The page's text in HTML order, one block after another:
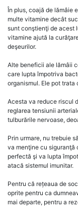
În plus, coajă de lămâie
multe vitamine decât
sunt conştienţi de acest
vitamine ajută la
deşeurilor.
Alte beneficii ale lămâii
care lupta împotriva
organismul. Ele pot trata
Acesta va reduce riscul
reglarea tensiunii
tulburările nervoase,
Prin urmare, nu trebuie
va menţine cu siguranţă
perfectă şi va lupta
atacă sistemul imunitar.
Pentru că rețeaua de
oprite pentru ca
mai departe, pentru a